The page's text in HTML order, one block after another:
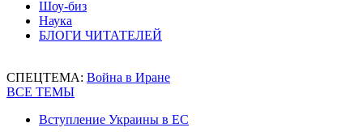
Шоу-биз
Наука
БЛОГИ ЧИТАТЕЛЕЙ
СПЕЦТЕМА: Война в Иране
ВСЕ ТЕМЫ
Вступление Украины в ЕС